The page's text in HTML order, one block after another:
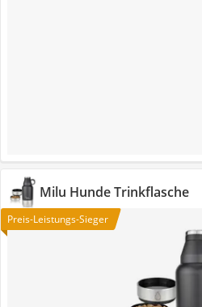
Milu Hunde Trinkflasche
Preis-Leistungs-Sieger